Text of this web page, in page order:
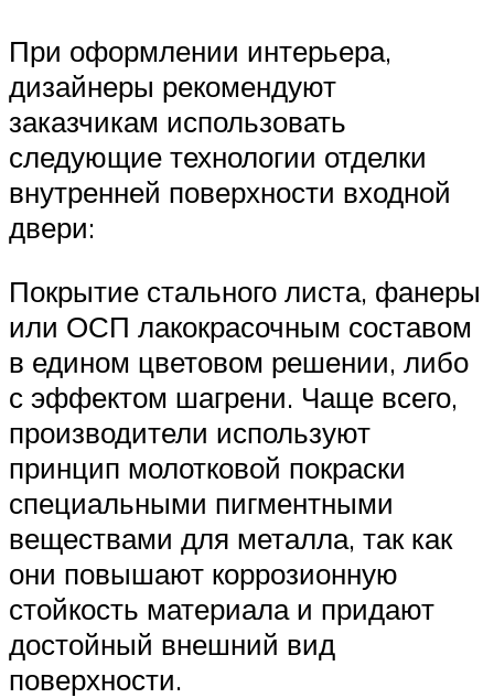
При оформлении интерьера,
дизайнеры рекомендуют
заказчикам использовать
следующие технологии отделки
внутренней поверхности входной
двери:
Покрытие стального листа, фанеры
или ОСП лакокрасочным составом
в едином цветовом решении, либо
с эффектом шагрени. Чаще всего,
производители используют
принцип молотковой покраски
специальными пигментными
веществами для металла, так как
они повышают коррозионную
стойкость материала и придают
достойный внешний вид
поверхности.